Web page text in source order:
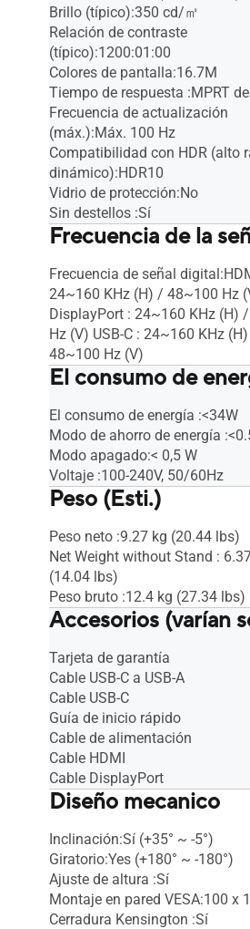
Brillo (típico):350 cd/㎡
Relación de contraste
(típico):1200:01:00
Colores de pantalla:16.7M
Tiempo de respuesta :MPRT
Frecuencia de actualización
(máx.):Máx. 100 Hz
Compatibilidad con HDR (alto
dinámico):HDR10
Vidrio de protección:No
Sin destellos :Sí
Frecuencia de la
Frecuencia de señal
24~160 KHz (H) / 48~100 Hz
DisplayPort : 24~160 KHz (H)
Hz (V) USB-C : 24~160 KHz
48~100 Hz (V)
El consumo de
El consumo de energía :<34W
Modo de ahorro de energía
Modo apagado:< 0,5 W
Voltaje :100-240V, 50/60Hz
Peso (Esti.)
Peso neto :9.27 kg (20.44 lbs)
Net Weight without Stand :
(14.04 lbs)
Peso bruto :12.4 kg (27.34 lbs)
Accesorios (varían
Tarjeta de garantía
Cable USB-C a USB-A
Cable USB-C
Guía de inicio rápido
Cable de alimentación
Cable HDMI
Cable DisplayPort
Diseño mecanico
Inclinación:Sí (+35° ~ -5°)
Giratorio:Yes (+180° ~ -180°)
Ajuste de altura :Sí
Montaje en pared VESA:100 x
Cerradura Kensington :Sí